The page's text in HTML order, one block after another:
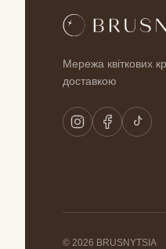
Мережа квіткових
доставкою
© 2026 BRUSNYTSIA